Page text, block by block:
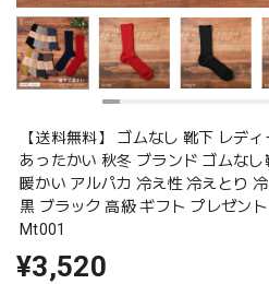
【送料無料】 ゴムなし 靴下 レデ
あったかい 秋冬 ブランド ゴムな
暖かい アルパカ 冷え性 冷えとり
黒 ブラック 高級 ギフト プレゼン
Mt001
¥3,520